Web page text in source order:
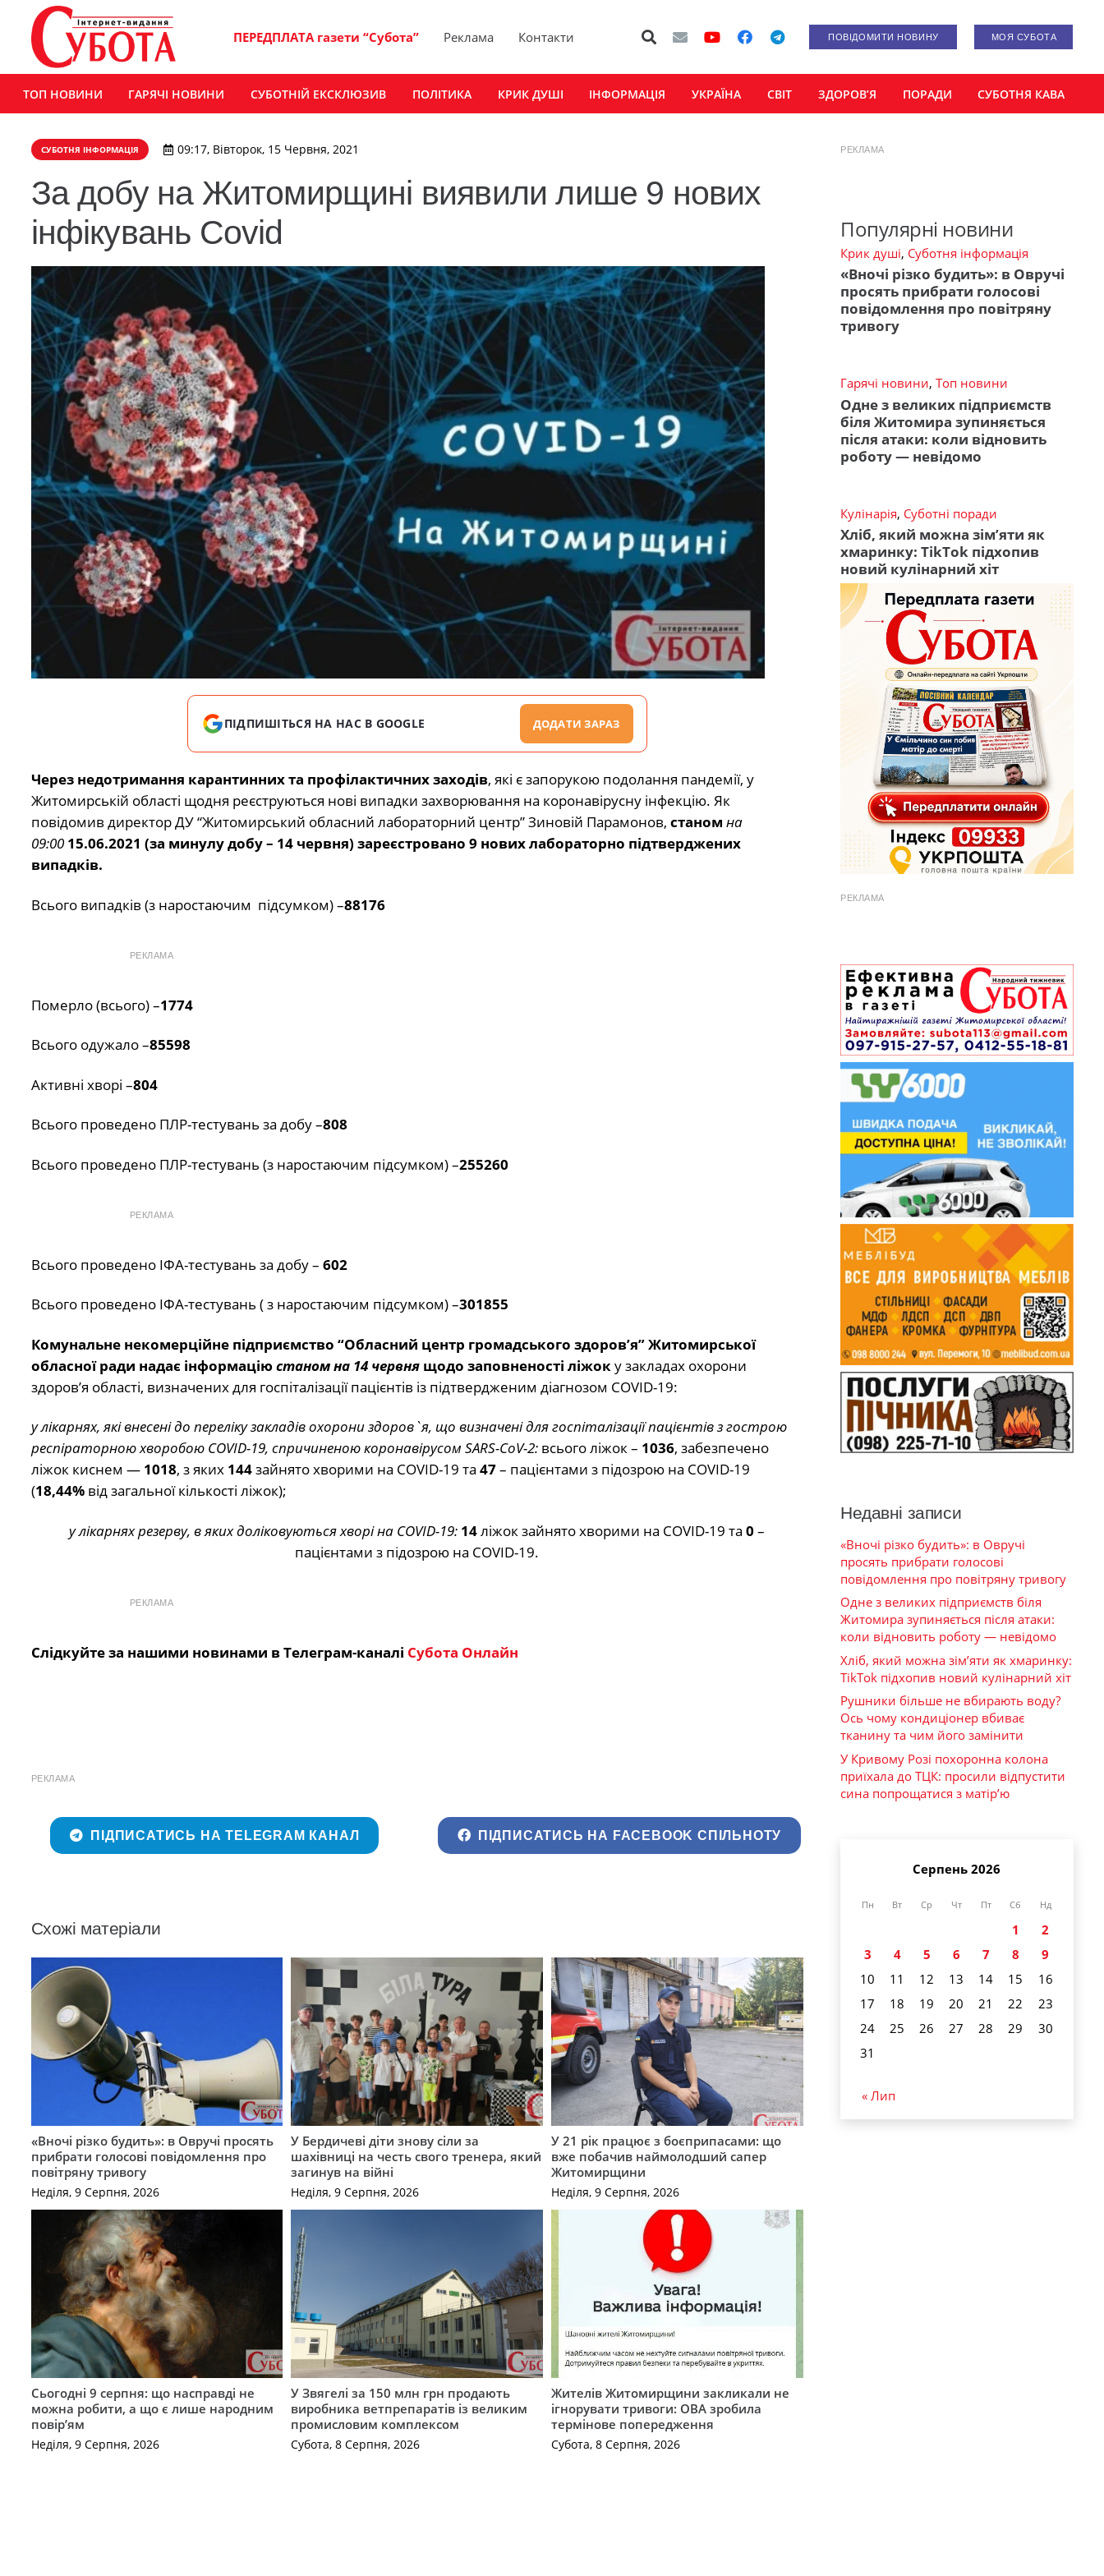
ПЕРЕДПЛАТА газети “Субота” Реклама Контакти ПОВІДОМИТИ НОВИНУ МОЯ СУБОТА
ТОП НОВИНИ ГАРЯЧІ НОВИНИ СУБОТНІЙ ЕКСКЛЮЗИВ ПОЛІТИКА КРИК ДУШІ ІНФОРМАЦІЯ УКРАЇНА СВІТ ЗДОРОВ’Я ПОРАДИ СУБОТНЯ КАВА
СУБОТНЯ ІНФОРМАЦІЯ 09:17, Вівторок, 15 Червня, 2021
За добу на Житомирщині виявили лише 9 нових
інфікувань Covid
ПІДПИШІТЬСЯ НА НАС В GOOGLE ДОДАТИ ЗАРАЗ
Через недотримання карантинних та профілактичних заходів, які є запорукою подолання пандемії, у
Житомирській області щодня реєструються нові випадки захворювання на коронавірусну інфекцію. Як
повідомив директор ДУ “Житомирський обласний лабораторний центр” Зиновій Парамонов, станом на
09:00 15.06.2021 (за минулу добу – 14 червня) зареєстровано 9 нових лабораторно підтверджених
випадків.
Всього випадків (з наростаючим підсумком) –88176
РЕКЛАМА
Померло (всього) –1774
Всього одужало –85598
Активні хворі –804
Всього проведено ПЛР-тестувань за добу –808
Всього проведено ПЛР-тестувань (з наростаючим підсумком) –255260
РЕКЛАМА
Всього проведено ІФА-тестувань за добу – 602
Всього проведено ІФА-тестувань ( з наростаючим підсумком) –301855
Комунальне некомерційне підприємство “Обласний центр громадського здоров’я” Житомирської
обласної ради надає інформаціюстаном на 14 червня щодо заповненості ліжок у закладах охорони
здоров’я області, визначених для госпіталізації пацієнтів із підтвердженим діагнозом COVID-19:
у лікарнях, які внесені до переліку закладів охорони здоров`я, що визначені для госпіталізації пацієнтів з гострою
респіраторною хворобою COVID-19, спричиненою коронавірусом SARS-CoV-2: всього ліжок – 1036, забезпечено
ліжок киснем — 1018, з яких 144зайнято хворими на COVID-19 та 47– пацієнтами з підозрою на COVID-19
(18,44%від загальної кількості ліжок);
у лікарнях резерву, в яких доліковуються хворі на COVID-19: 14ліжок зайнято хворими на COVID-19 та0 –
пацієнтами з підозрою на COVID-19.
РЕКЛАМА
Слідкуйте за нашими новинами в Телеграм-каналі Субота Онлайн
РЕКЛАМА
ПІДПИСАТИСЬ НА TELEGRAM КАНАЛ ПІДПИСАТИСЬ НА FACEBOOK СПІЛЬНОТУ
Схожі матеріали
«Вночі різко будить»: в Овручі просять
прибрати голосові повідомлення про
повітряну тривогу
Неділя, 9 Серпня, 2026
У Бердичеві діти знову сіли за
шахівниці на честь свого тренера, який
загинув на війні
Неділя, 9 Серпня, 2026
У 21 рік працює з боєприпасами: що
вже побачив наймолодший сапер
Житомирщини
Неділя, 9 Серпня, 2026
Сьогодні 9 серпня: що насправді не
можна робити, а що є лише народним
повір’ям
Неділя, 9 Серпня, 2026
У Звягелі за 150 млн грн продають
виробника ветпрепаратів із великим
промисловим комплексом
Субота, 8 Серпня, 2026
Жителів Житомирщини закликали не
ігнорувати тривоги: ОВА зробила
термінове попередження
Субота, 8 Серпня, 2026
РЕКЛАМА
Популярні новини
Крик душі, Суботня інформація
«Вночі різко будить»: в Овручі
просять прибрати голосові
повідомлення про повітряну
тривогу
Гарячі новини, Топ новини
Одне з великих підприємств
біля Житомира зупиняється
після атаки: коли відновить
роботу — невідомо
Кулінарія, Суботні поради
Хліб, який можна зім’яти як
хмаринку: TikTok підхопив
новий кулінарний хіт
РЕКЛАМА
Недавні записи
«Вночі різко будить»: в Овручі
просять прибрати голосові
повідомлення про повітряну тривогу
Одне з великих підприємств біля
Житомира зупиняється після атаки:
коли відновить роботу — невідомо
Хліб, який можна зім’яти як хмаринку:
TikTok підхопив новий кулінарний хіт
Рушники більше не вбирають воду?
Ось чому кондиціонер вбиває
тканину та чим його замінити
У Кривому Розі похоронна колона
приїхала до ТЦК: просили відпустити
сина попрощатися з матір’ю
Серпень 2026
Пн Вт Ср Чт Пт Сб Нд
1
2
3
4 5 6 7 8
9
10
11 12 13 14 15
16
17
18 19 20 21 22
23
24
25 26 27 28 29
30
31
« Лип